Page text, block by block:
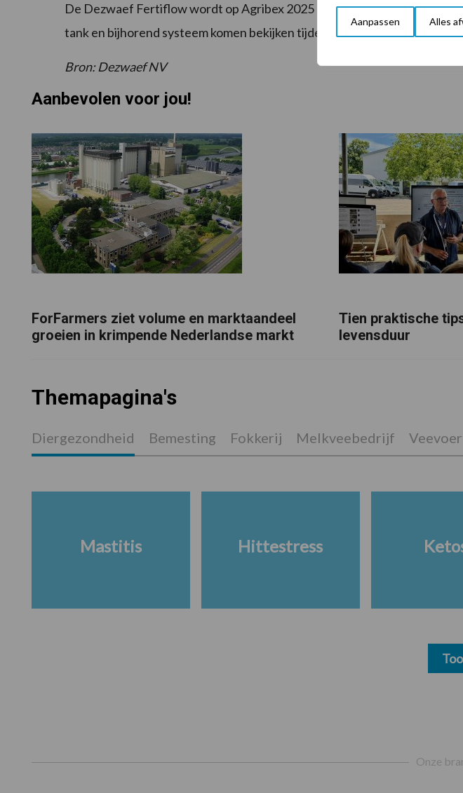
Aanpassen Alles
De Dezwaef Fertiflow wordt op Agribex 2025 bekroond met een
tank en bijhorend systeem komen bekijken tijdens de beurs in Hal 7,
Bron: Dezwaef NV
Aanbevolen voor jou!
ForFarmers ziet volume en marktaandeel
groeien in krimpende Nederlandse markt
Tien praktische
levensduur
Themapagina's
Diergezondheid Bemesting Fokkerij Melkveebedrijf Veevoer
Mastitis Hittestress
Onze